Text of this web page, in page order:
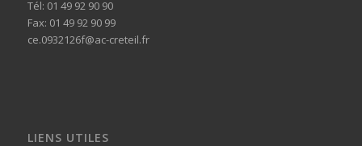
Tél: 01 49 92 90 90
Fax: 01 49 92 90 99
ce.0932126f@ac-creteil.fr
LIENS UTILES